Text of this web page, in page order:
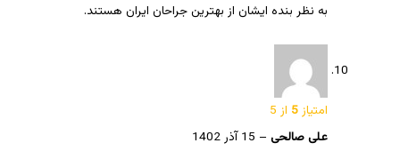
به نظر بنده ایشان از بهترین جراحان ایران هستند.
امتیاز5 از 5
علی صالحی – 15 آذر 1402